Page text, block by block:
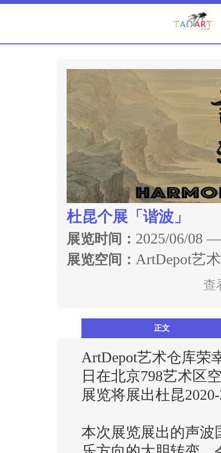
杜昆个展「谐波」
展览时间： 2025/06/08
展览空间： ArtDepot艺
查
正文
ArtDepot艺术仓库荣
日在北京798艺术区
展览将展出杜昆
本次展览展出的声波